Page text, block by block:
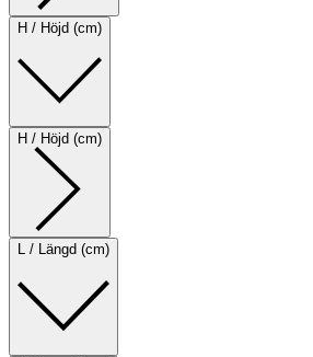
H / Höjd (cm)
H / Höjd (cm)
L / Längd (cm)